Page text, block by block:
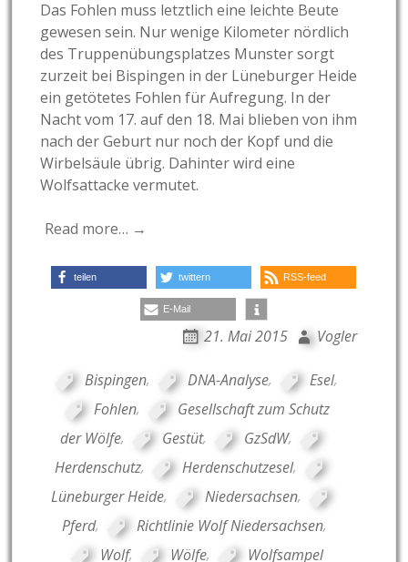
Das Fohlen muss letztlich eine leichte Beute
gewesen sein. Nur wenige Kilometer nördlich
des Truppenübungsplatzes Munster sorgt
zurzeit bei Bispingen in der Lüneburger Heide
ein getötetes Fohlen für Aufregung. In der
Nacht vom 17. auf den 18. Mai blieben von ihm
nach der Geburt nur noch der Kopf und die
Wirbelsäule übrig. Dahinter wird eine
Wolfsattacke vermutet.
Read more… →
teilen twittern RSS-feed
E-Mail
21. Mai 2015 Vogler
Bispingen, DNA-Analyse, Esel,
Fohlen,
Gesellschaft zum Schutz
der Wölfe, Gestüt, GzSdW,
Herdenschutz, Herdenschutzesel,
Lüneburger Heide, Niedersachsen,
Pferd, Richtlinie Wolf Niedersachsen,
Wolf, Wölfe, Wolfsampel